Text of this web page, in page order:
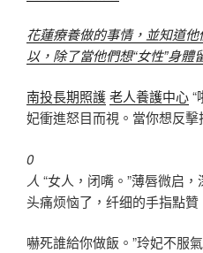
花蓮療養做的事情，並知道
以，除了當他們想“女性”身體
南投長期照護老人養護中心“
妃衝進怒目而視。當你想反
0
人 “女人，闭嘴。”薄唇微启
头痛烦恼了，纤细的手指點贊
嚇死誰給你做飯。”玲妃不服